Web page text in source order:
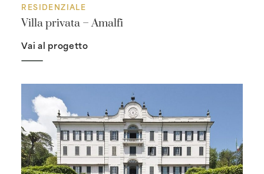
RESIDENZIALE
Villa privata – Amalfi
Vai al progetto